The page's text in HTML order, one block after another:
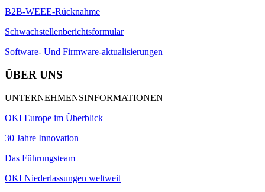
B2B-WEEE-Rücknahme
Schwachstellenberichtsformular
Software- Und Firmware-aktualisierungen
ÜBER UNS
UNTERNEHMENSINFORMATIONEN
OKI Europe im Überblick
30 Jahre Innovation
Das Führungsteam
OKI Niederlassungen weltweit